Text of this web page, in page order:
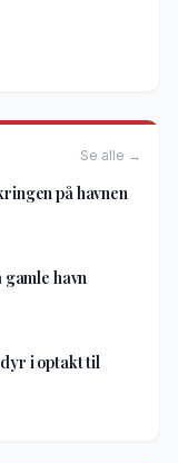
Se alle →
på havnen
havn
i optakt til